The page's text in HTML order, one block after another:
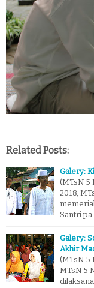
Related Posts:
Galery:
(MTsN 5
2018,
Santri
Galery:
Akhir
(MTsN 5
MTsN 5